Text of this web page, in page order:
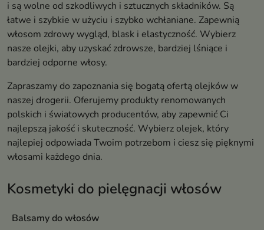
Kosmetyki do pielęgnacji włosów
Balsamy do włosów
i są wolne od szkodliwych i sztucznych składników. Są
łatwe i szybkie w użyciu i szybko wchłaniane. Zapewnią
włosom zdrowy wygląd, blask i elastyczność. Wybierz
nasze olejki, aby uzyskać zdrowsze, bardziej lśniące i
bardziej odporne włosy.
Zapraszamy do zapoznania się bogatą ofertą olejków w
naszej drogerii. Oferujemy produkty renomowanych
polskich i światowych producentów, aby zapewnić Ci
najlepszą jakość i skuteczność. Wybierz olejek, który
najlepiej odpowiada Twoim potrzebom i ciesz się pięknymi
włosami każdego dnia.